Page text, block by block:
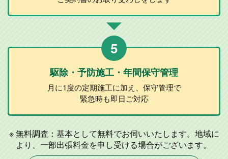
5
駆除・予防施工 ・年間保守管理
月に1度の定期施工に加え、 保守管理で
緊急時も即日ご対応
無料調査：基本として無料でお伺いいたします。地域に
より、一部出張料金を申し受ける場合がございます。